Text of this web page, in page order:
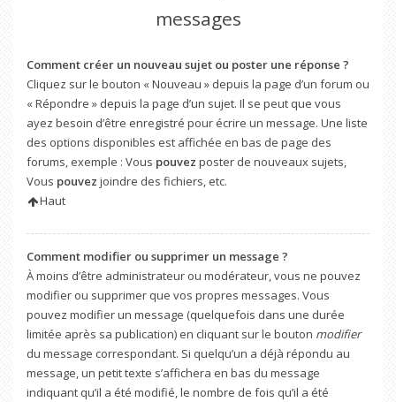
messages
Comment créer un nouveau sujet ou poster une réponse ?
Cliquez sur le bouton « Nouveau » depuis la page d’un forum ou
« Répondre » depuis la page d’un sujet. Il se peut que vous
ayez besoin d’être enregistré pour écrire un message. Une liste
des options disponibles est affichée en bas de page des
forums, exemple : Vous pouvez poster de nouveaux sujets,
Vous pouvez joindre des fichiers, etc.
Haut
Comment modifier ou supprimer un message ?
À moins d’être administrateur ou modérateur, vous ne pouvez
modifier ou supprimer que vos propres messages. Vous
pouvez modifier un message (quelquefois dans une durée
limitée après sa publication) en cliquant sur le bouton modifier
du message correspondant. Si quelqu’un a déjà répondu au
message, un petit texte s’affichera en bas du message
indiquant qu’il a été modifié, le nombre de fois qu’il a été